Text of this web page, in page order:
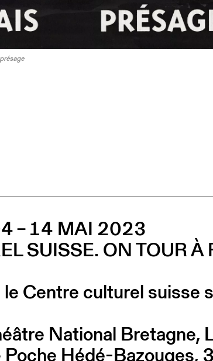
– 14 MAI 2023
SUISSE. ON TOUR À
Centre culturel suisse
National Bretagne,
Hédé-Bazouges,